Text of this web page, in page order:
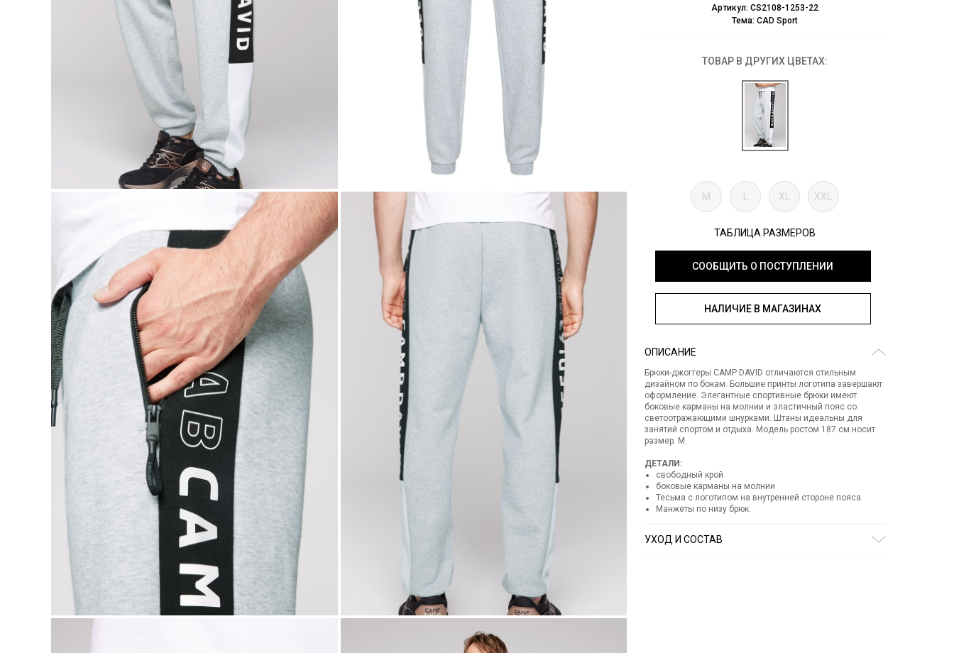
Артикул: CS2108-1253-22
Тема: CAD Sport
ТОВАР В ДРУГИХ ЦВЕТАХ:
M XL XXL
ТАБЛИЦА РАЗМЕРОВ
СООБЩИТЬ О ПОСТУПЛЕНИИ
НАЛИЧИЕ В МАГАЗИНАХ
ОПИСАНИЕ
Брюки-джоггеры CAMP DAVID отличаются стильным
дизайном по бокам. Большие принты логотипа завершают
оформление. Элегантные спортивные брюки имеют
боковые карманы на молнии и эластичный пояс со
светоотражающими шнурками. Штаны идеальны для
занятий спортом и отдыха. Модель ростом 187 см носит
размер. М.
ДЕТАЛИ:
свободный крой
боковые карманы на молнии
Тесьма с логотипом на внутренней стороне пояса.
Манжеты по низу брюк.
УХОД И СОСТАВ